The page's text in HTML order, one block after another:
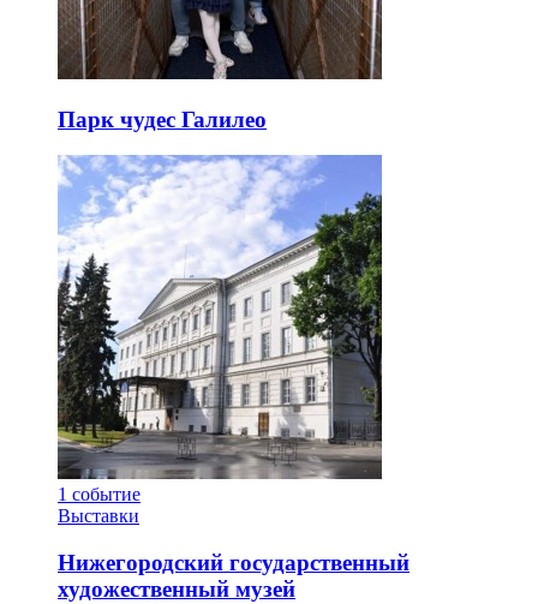
Парк чудес Галилео
1 событие
Выставки
Нижегородский государственный
художественный музей